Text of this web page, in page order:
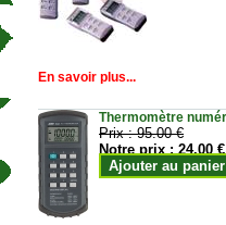
En savoir plus...
Thermomètre
Prix :95.00 €
Notre prix :24.00 €
Ajouter au panier